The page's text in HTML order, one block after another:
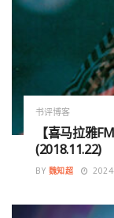
书评博客
【喜马拉雅
(2018.11.22)
BY 魏知超